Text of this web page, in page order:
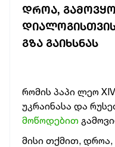
ᲓᲠᲝᲐ,
ᲒᲖᲐ ᲒᲐᲘᲮᲡᲜᲐᲡ
რომის პაპი ლეო
უკრაინასა და
მოწოდებით
მისი თქმით,